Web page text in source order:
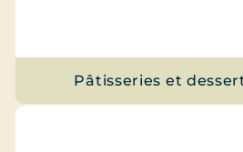
Pâtisseries et